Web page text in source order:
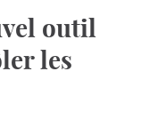
outil
les